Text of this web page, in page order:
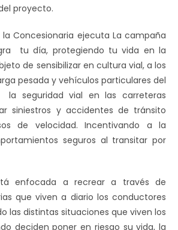
proyecto.
Concesionaria ejecuta La campaña
tu día, protegiendo tu vida en la
de sensibilizar en cultura vial, a los
pesada y vehículos particulares del
la seguridad vial en las carreteras
siniestros y accidentes de tránsito
de velocidad. Incentivando a la
seguros al transitar por
enfocada a recrear a través de
que viven a diario los conductores
las distintas situaciones que viven los
deciden poner en riesgo su vida, la